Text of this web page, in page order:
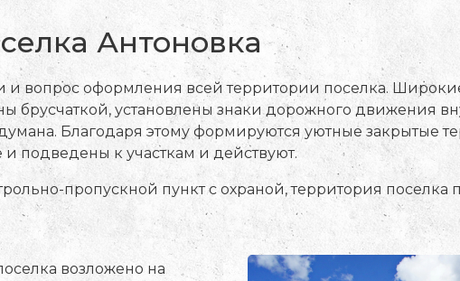
Антоновка
и вопрос оформления всей территории поселка.
брусчаткой, установлены знаки дорожного движения
Благодаря этому формируются уютные закрытые
подведены к участкам и действуют.
пропускной пункт с охраной, территория поселка
возложено на